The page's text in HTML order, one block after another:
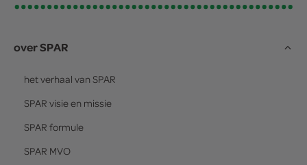
over SPAR
het verhaal van SPAR
SPAR visie en missie
SPAR formule
SPAR MVO